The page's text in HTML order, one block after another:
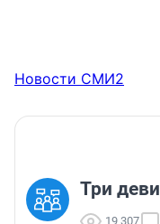
Новости СМИ2
Три
19 307